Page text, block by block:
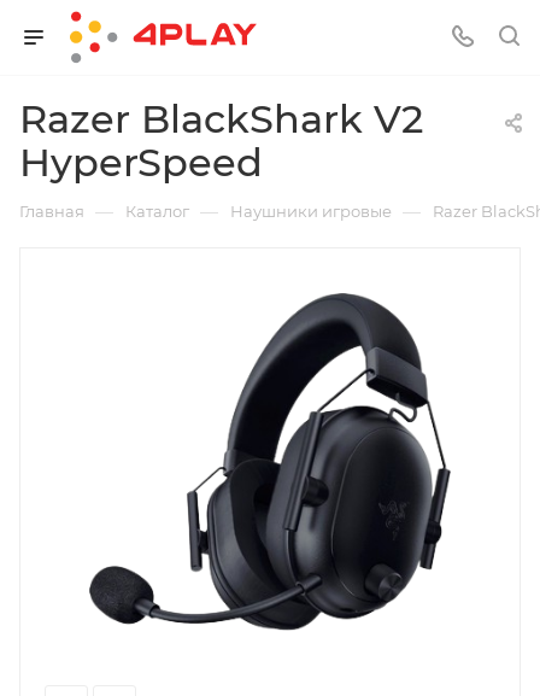
Razer BlackShark V2
HyperSpeed
Главная — Каталог — Наушники игровые — Razer